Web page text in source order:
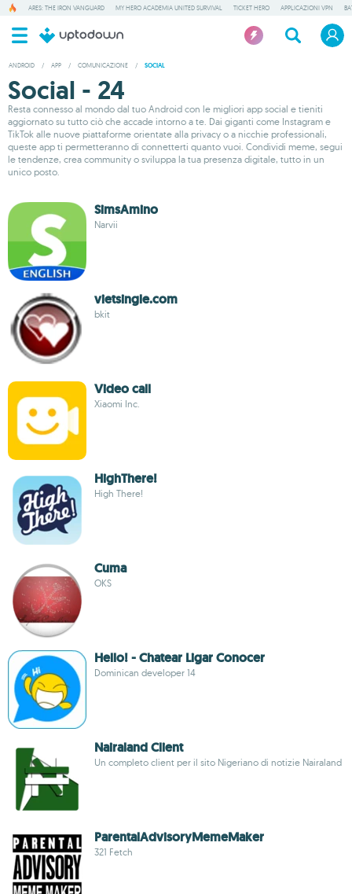
ARES: THE IRON VANGUARD MY HERO ACADEMIA UNITED SURVIVAL TICKET HERO APPLICAZIONI VPN
ANDROID / APP / COMUNICAZIONE / SOCIAL
Social - 24
Resta connesso al mondo dal tuo Android con le migliori app social e tieniti
aggiornato su tutto ciò che accade intorno a te. Dai giganti come Instagram e
TikTok alle nuove piattaforme orientate alla privacy o a nicchie professionali,
queste app ti permetteranno di connetterti quanto vuoi. Condividi meme, segui
le tendenze, crea community o sviluppa la tua presenza digitale, tutto in un
unico posto.
SimsAmino
Narvii
vietsingle.com
bkit
Video call
Xiaomi Inc.
HighThere!
High There!
Cuma
OKS
Hello! - Chatear Ligar Conocer
Dominican developer 14
Nairaland Client
Un completo client per il sito Nigeriano di notizie Nairaland
ParentalAdvisoryMemeMaker
321 Fetch